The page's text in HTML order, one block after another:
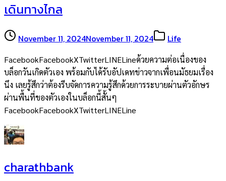
เดินทางไกล
November 11, 2024November 11, 2024 Life
FacebookFacebookXTwitterLINELineด้วยความต่อเนื่องของ
บล็อกวันเกิดตัวเอง พร้อมกับได้รับอัปเดทข่าวจากเพื่อนมัธยมเรื่อง
นึง เลยรู้สึกว่าต้องรีบจัดการความรู้สึกด้วยการระบายผ่านตัวอักษร
ผ่านพื้นที่ของตัวเองในบล็อกนี้สั้นๆ
FacebookFacebookXTwitterLINELine
charathbank